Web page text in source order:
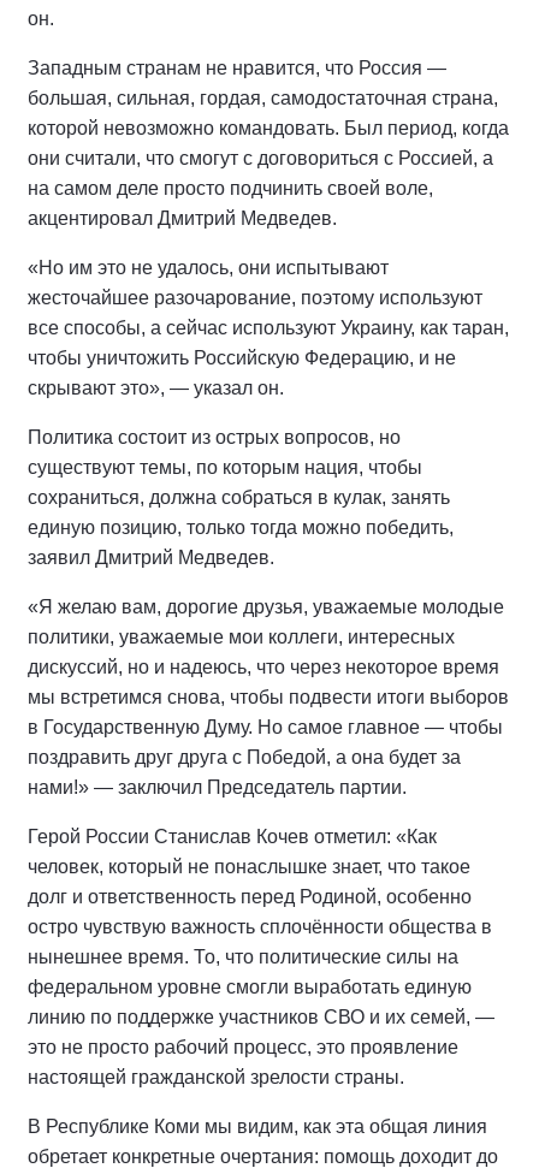
он.
Западным странам не нравится, что Россия —
большая, сильная, гордая, самодостаточная страна,
которой невозможно командовать. Был период, когда
они считали, что смогут с договориться с Россией, а
на самом деле просто подчинить своей воле,
акцентировал Дмитрий Медведев.
«Но им это не удалось, они испытывают
жесточайшее разочарование, поэтому используют
все способы, а сейчас используют Украину, как таран,
чтобы уничтожить Российскую Федерацию, и не
скрывают это», — указал он.
Политика состоит из острых вопросов, но
существуют темы, по которым нация, чтобы
сохраниться, должна собраться в кулак, занять
единую позицию, только тогда можно победить,
заявил Дмитрий Медведев.
«Я желаю вам, дорогие друзья, уважаемые молодые
политики, уважаемые мои коллеги, интересных
дискуссий, но и надеюсь, что через некоторое время
мы встретимся снова, чтобы подвести итоги выборов
в Государственную Думу. Но самое главное — чтобы
поздравить друг друга с Победой, а она будет за
нами!» — заключил Председатель партии.
Герой России Станислав Кочев отметил: «Как
человек, который не понаслышке знает, что такое
долг и ответственность перед Родиной, особенно
остро чувствую важность сплочённости общества в
нынешнее время. То, что политические силы на
федеральном уровне смогли выработать единую
линию по поддержке участников СВО и их семей, —
это не просто рабочий процесс, это проявление
настоящей гражданской зрелости страны.
В Республике Коми мы видим, как эта общая линия
обретает конкретные очертания: помощь доходит до